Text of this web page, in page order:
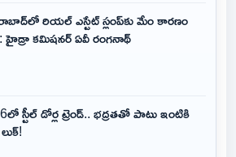
రియల్ ఎస్టేట్ స్లంప్‌కు మేం కారణం
హైడ్రా కమిషనర్ ఏవీ రంగనాథ్
స్టీల్ డోర్ల ట్రెండ్.. భద్రతతో పాటు ఇంటికి